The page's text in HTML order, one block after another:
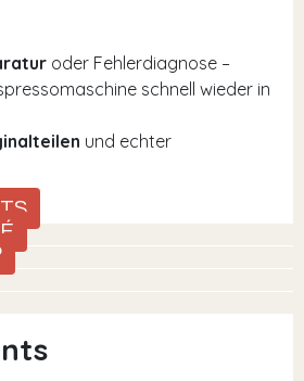
oder Fehlerdiagnose –
schnell wieder in
und echter